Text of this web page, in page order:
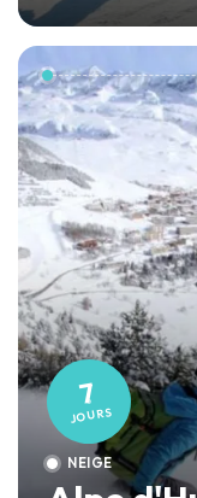
7
JOURS
NEIGE